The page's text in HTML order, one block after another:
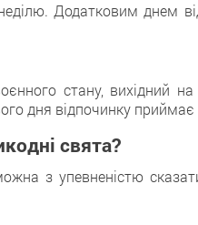
Додатковим днем
стану, вихідний
дня відпочинку
свята?
з упевненістю